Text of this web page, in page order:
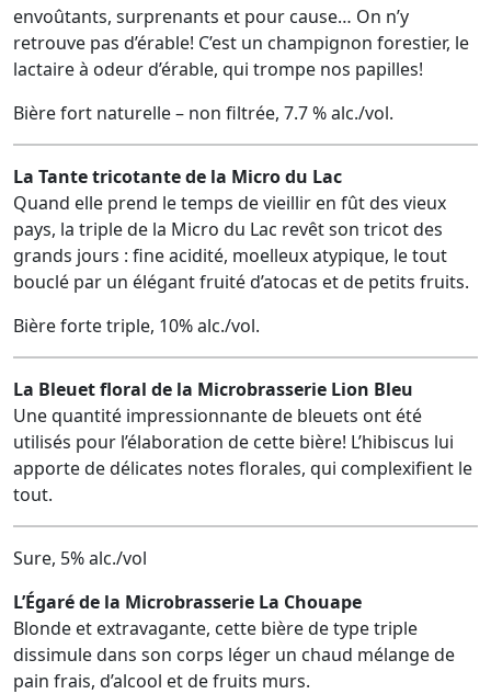
envoûtants, surprenants et pour cause… On n’y
retrouve pas d’érable! C’est un champignon forestier, le
lactaire à odeur d’érable, qui trompe nos papilles!
Bière fort naturelle – non filtrée, 7.7 % alc./vol.
La Tante tricotante de la Micro du Lac
Quand elle prend le temps de vieillir en fût des vieux
pays, la triple de la Micro du Lac revêt son tricot des
grands jours : fine acidité, moelleux atypique, le tout
bouclé par un élégant fruité d’atocas et de petits fruits.
Bière forte triple, 10% alc./vol.
La Bleuet floral de la Microbrasserie Lion Bleu
Une quantité impressionnante de bleuets ont été
utilisés pour l’élaboration de cette bière! L’hibiscus lui
apporte de délicates notes florales, qui complexifient le
tout.
Sure, 5% alc./vol
L’Égaré de la Microbrasserie La Chouape
Blonde et extravagante, cette bière de type triple
dissimule dans son corps léger un chaud mélange de
pain frais, d’alcool et de fruits murs.